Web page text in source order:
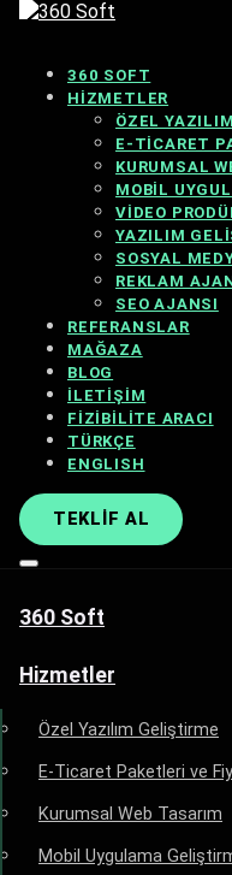
360 SOFT
HIZMETLER
ÖZEL
E-TICARET
KURUMSAL
MOBIL
VIDEO
YAZILIM
SOSYAL
REKLAM
SEO AJANSI
REFERANSLAR
MAĞAZA
BLOG
İLETIŞIM
FIZIBILITE ARACI
TÜRKÇE
ENGLISH
TEKLIF AL
360 Soft
Hizmetler
Özel Yazılım Geliştirme
E-Ticaret Paketleri ve
Kurumsal Web Tasarım
Mobil Uygulama